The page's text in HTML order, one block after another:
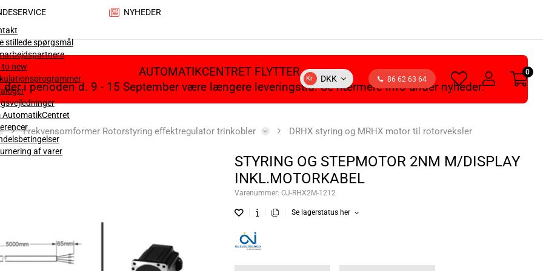
stillede spørgsmål
to new
AutomatikCentret
af varer
NYHEDER
Kr. DKK 86 62 63 64
heart
light
light
0
AUTOMATIKCENTRET FLYTTER
der i perioden d. 9 - 15 September være længere leveringstid. Se nærmere info under nyheder.
Frekvensomformer Rotorstyring effektregulator trinkobler DRHX styring og MRHX motor til rotorveksler
STYRING OG STEPMOTOR 2NM M/DISPLAY
INKL.MOTORKABEL
Varenummer: OJ-RHX2M-1212
Se lagerstatus her